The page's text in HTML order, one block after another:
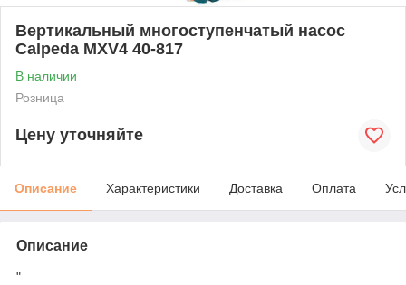
Вертикальный многоступенчатый насос
Calpeda MXV4 40-817
В наличии
Розница
Цену уточняйте
Описание Характеристики Доставка Оплата
Описание
"